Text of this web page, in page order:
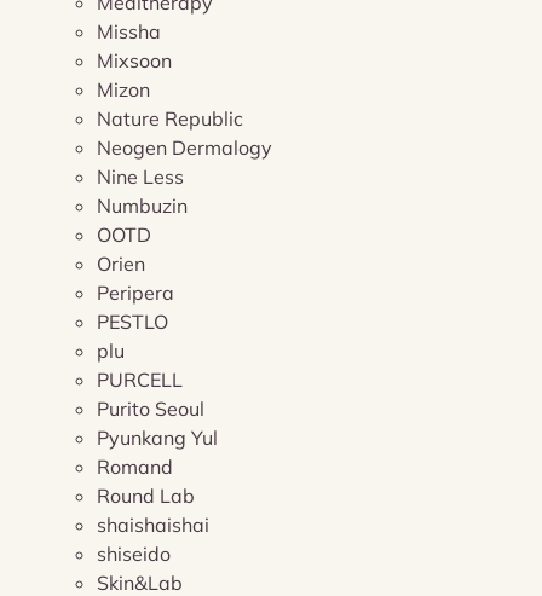
Missha
Mixsoon
Mizon
Nature Republic
Neogen Dermalogy
Nine Less
Numbuzin
OOTD
Orien
Peripera
PESTLO
plu
PURCELL
Purito Seoul
Pyunkang Yul
Romand
Round Lab
shaishaishai
shiseido
Skin&Lab